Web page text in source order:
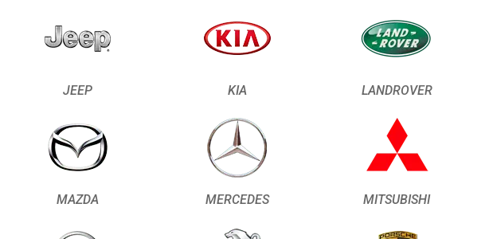
JEEP KIA LANDROVER
MAZDA MERCEDES MITSUBISHI